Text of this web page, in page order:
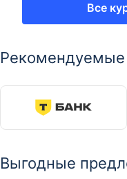
Все
Рекомендуемые
Выгодные